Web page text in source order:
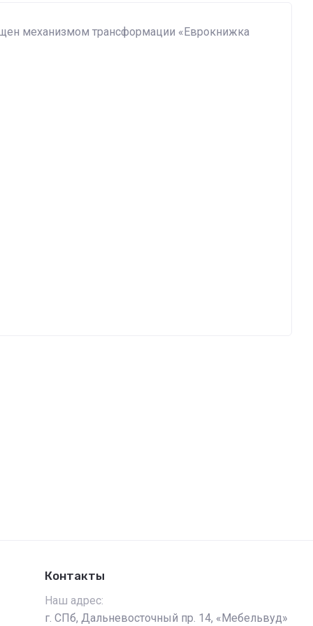
механизмом трансформации «Еврокнижка
Контакты
Наш адрес:
г. СПб, Дальневосточный пр. 14, «Мебельвуд»